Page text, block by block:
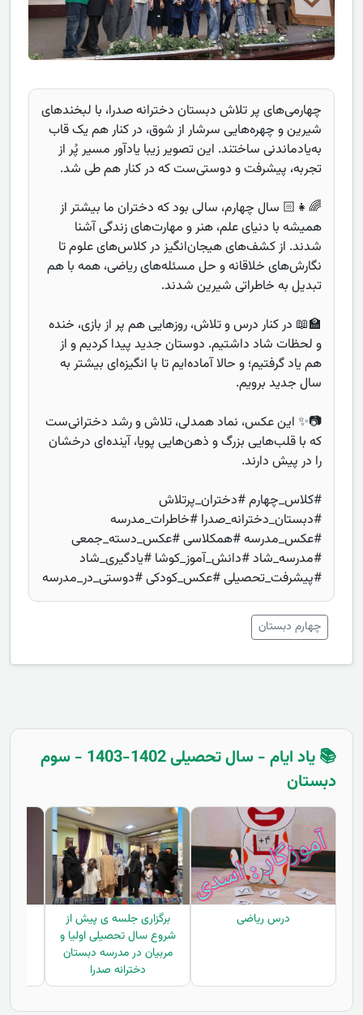
چهارمی‌های پر تلاش دبستان دخترانه صدرا، با لبخندهای
شیرین و چهره‌هایی سرشار از شوق، در کنار هم یک قاب
به‌یادماندنی ساختند. این تصویر زیبا یادآور مسیر پُر از
تجربه، پیشرفت و دوستی‌ست که در کنار هم طی شد.
🌈👧🏻 سال چهارم، سالی بود که دختران ما بیشتر از
همیشه با دنیای علم، هنر و مهارت‌های زندگی آشنا
شدند. از کشف‌های هیجان‌انگیز در کلاس‌های علوم تا
نگارش‌های خلاقانه و حل مسئله‌های ریاضی، همه با هم
تبدیل به خاطراتی شیرین شدند.
🏫📖 در کنار درس و تلاش، روزهایی هم پر از بازی، خنده
و لحظات شاد داشتیم. دوستان جدید پیدا کردیم و از
هم یاد گرفتیم؛ و حالا آماده‌ایم تا با انگیزه‌ای بیشتر به
سال جدید برویم.
📷✨ این عکس، نماد همدلی، تلاش و رشد دخترانی‌ست
که با قلب‌هایی بزرگ و ذهن‌هایی پویا، آینده‌ای درخشان
را در پیش دارند.
#کلاس_چهارم #دختران_پرتلاش
#دبستان_دخترانه_صدرا #خاطرات_مدرسه
#عکس_مدرسه #همکلاسی #عکس_دسته_جمعی
#مدرسه_شاد #دانش_آموز_کوشا #یادگیری_شاد
#پیشرفت_تحصیلی #عکس_کودکی #دوستی_در_مدرسه
چهارم دبستان
📚 یاد ایام - سال تحصیلی 1402-1403 - سوم
دبستان
درس ریاضی
برگزاری جلسه ی پیش از
شروع سال تحصیلی اولیا و
مربیان در مدرسه دبستان
دخترانه صدرا